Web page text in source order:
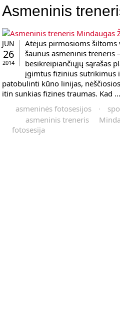
Asmeninis
JUN
26
2014
Atėjus pirmosioms šiltoms
šaunus asmeninis treneris
besikreipiančiųjų sąrašas
įgimtus fizinius sutrikimus
patobulinti kūno linijas,
itin sunkias fizines traumas. Kad ...
asmeninės fotosesijos ·
asmeninis treneris
fotosesija